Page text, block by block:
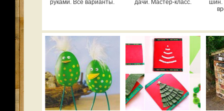
руками. Все варианты. дачи. Мастер-класс.
шин.